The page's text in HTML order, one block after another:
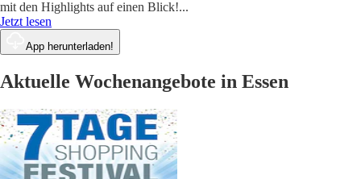
mit den Highlights auf einen Blick!...
Jetzt lesen
App herunterladen!
Aktuelle Wochenangebote in Essen